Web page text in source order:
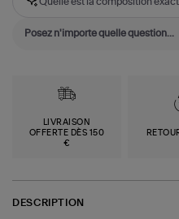
LIVRAISON
OFFERTE DÈS 150
€
DESCRIPTION